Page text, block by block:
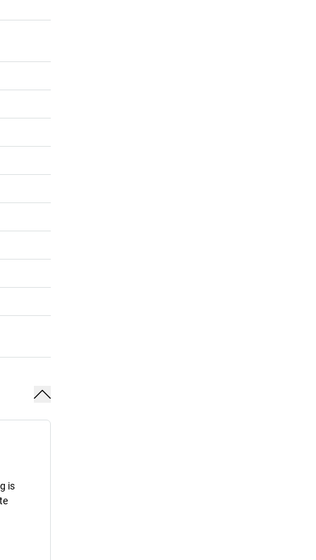
is